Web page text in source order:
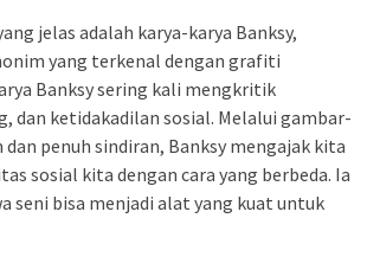
jelas adalah karya-karya Banksy,
yang terkenal dengan grafiti
Banksy sering kali mengkritik
dan ketidakadilan sosial. Melalui gambar-
penuh sindiran, Banksy mengajak kita
sosial kita dengan cara yang berbeda. Ia
seni bisa menjadi alat yang kuat untuk